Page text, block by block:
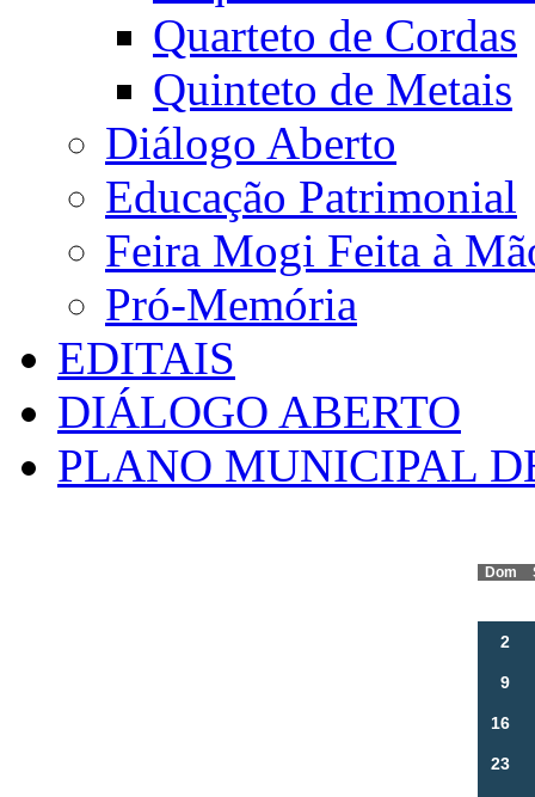
Quarteto de Cordas
Quinteto de Metais
Diálogo Aberto
Educação Patrimonial
Feira Mogi Feita à
Pró-Memória
EDITAIS
DIÁLOGO ABERTO
PLANO MUNICIPAL
Dom
2
9
16
23